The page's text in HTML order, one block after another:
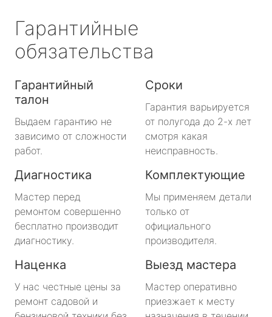
Гарантийные
обязательства
Гарантийный
талон
Выдаем гарантию не
зависимо от сложности
работ.
Сроки
Гарантия варьируется
от полугода до 2-х лет
смотря какая
неисправность.
Диагностика
Мастер перед
ремонтом совершенно
бесплатно производит
диагностику.
Комплектующие
Мы применяем детали
только от
официального
производителя.
Наценка
У нас честные цены за
ремонт садовой и
Выезд мастера
Мастер оперативно
приезжает к месту